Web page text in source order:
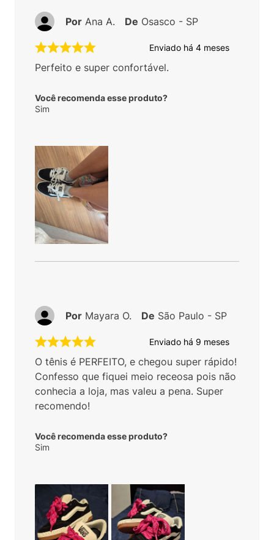
Enviado há 4 meses
Perfeito e super confortável.
Você recomenda esse produto?
Sim
Por Ana A. De Osasco - SP
Enviado há 9 meses
O tênis é PERFEITO, e chegou super rápido!
Confesso que fiquei meio receosa pois não
conhecia a loja, mas valeu a pena. Super
recomendo!
Você recomenda esse produto?
Sim
Por Mayara O. De São Paulo - SP